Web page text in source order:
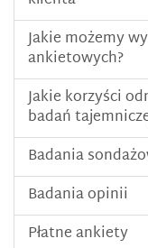
Jakie możemy
ankietowych?
Jakie korzyści
badań
Badania
Badania opinii
Płatne ankiety